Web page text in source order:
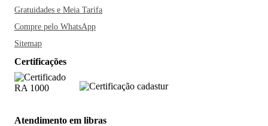
Gratuidades e Meia Tarifa
Compre pelo WhatsApp
Sitemap
Certificações
Atendimento em libras